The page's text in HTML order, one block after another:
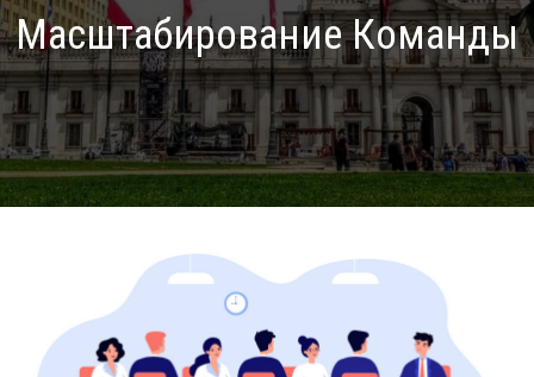
Масштабирование Команды